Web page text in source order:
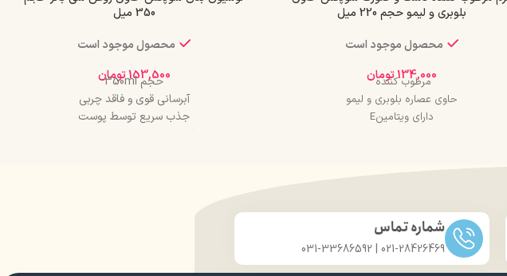
بلوبری و لیمو حجم 220 میل
محصول موجود است
134,000تومان
مرطوب کننده
حاوی عصاره بلوبری و لیمو
دارای ویتامینE
350 میل
محصول موجود است
153,500تومان
حجم 350ml
آبرسانی قوی و فاقد چربی
جذب سریع توسط پوست
شماره تماس
021-28426469 | 031-33686592